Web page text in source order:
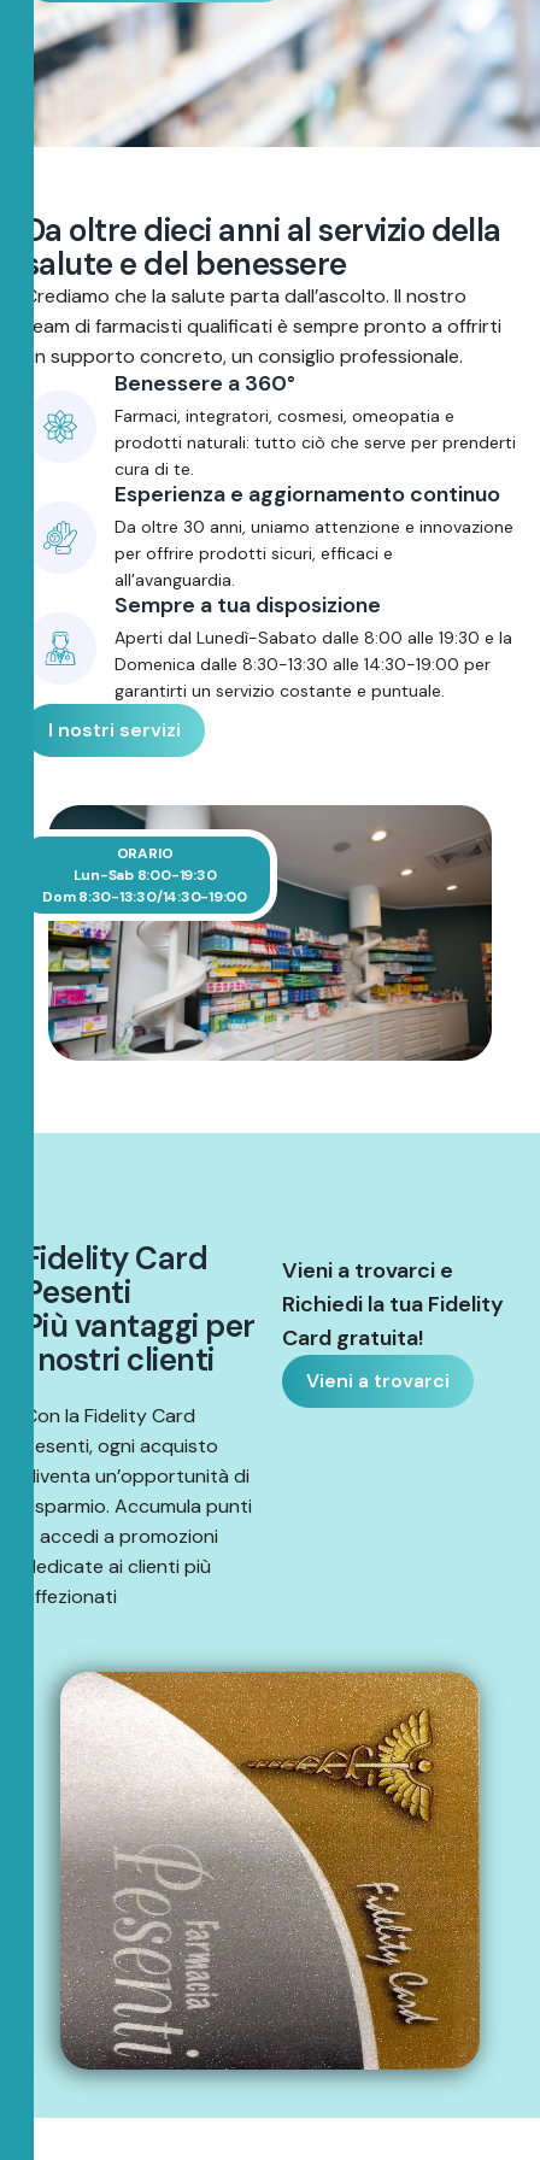
Da oltre dieci anni alservizio della
salute e del benessere
Crediamo che la salute parta dall’ascolto. Il nostro
team di farmacisti qualificati è sempre pronto a offrirti
un supporto concreto, un consiglio professionale.
Benessere a 360°
Farmaci, integratori, cosmesi, omeopatia e
prodotti naturali: tutto ciò che serve per prenderti
cura di te.
Esperienza e aggiornamento continuo
Da oltre 30 anni, uniamo attenzione e innovazione
per offrire prodotti sicuri, efficaci e
all’avanguardia.
Sempre a tua disposizione
Aperti dal Lunedì-Sabato dalle 8:00 alle 19:30 e la
Domenica dalle 8:30-13:30 alle 14:30-19:00 per
garantirti un servizio costante e puntuale.
I nostri servizi
ORARIO
Lun-Sab 8:00-19:30
Dom 8:30-13:30/14:30-19:00
FidelityCard
Pesenti
Piùvantaggi per
nostri clienti
Con la Fidelity Card
Pesenti, ogni acquisto
diventa un’opportunità di
risparmio. Accumula punti
e accedi a promozioni
dedicate ai clienti più
affezionati
Vieni a trovarci e
Richiedi la tua Fidelity
Card gratuita!
Vieni a trovarci